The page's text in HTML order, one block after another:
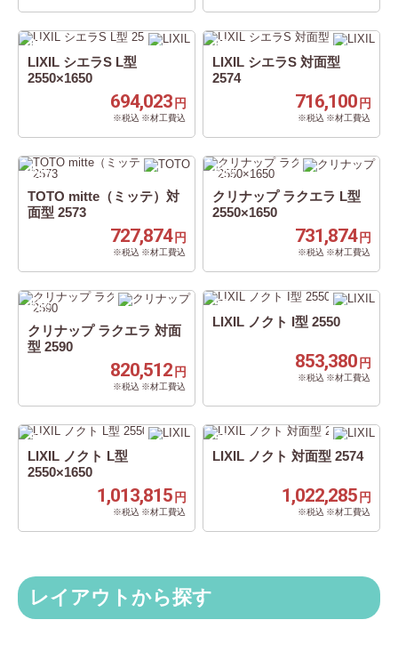
LIXIL シエラS L型
2550×1650
62
694,023 円
※税込 ※材工費込
LIXIL シエラS 対面型
2574
62
716,100 円
※税込 ※材工費込
TOTO mitte（ミッテ）対
面型 2573
62%
OFF
727,874 円
※税込 ※材工費込
クリナップ ラクエラ L型
2550×1650
62%
OFF
731,874 円
※税込 ※材工費込
クリナップ ラクエラ 対面
型 2590
62%
OFF
820,512 円
※税込 ※材工費込
LIXIL ノクト I型 2550
50
853,380 円
※税込 ※材工費込
LIXIL ノクト L型
2550×1650
50
1,013,815 円
※税込 ※材工費込
LIXIL ノクト 対面型 2574
50
1,022,285 円
※税込 ※材工費込
レイアウトから探す